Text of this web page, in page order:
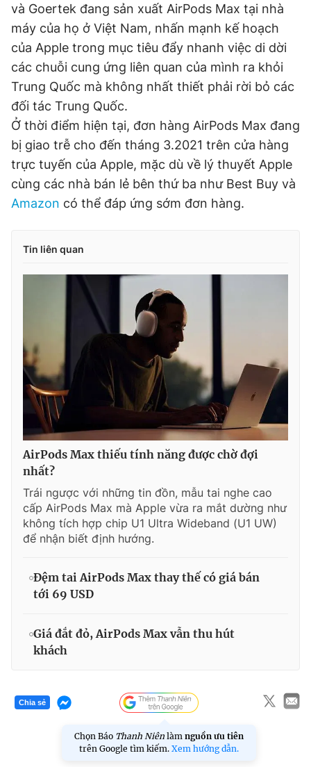
Hotline
0906 645 777
Liên hệ quảng cáo
0908 780 404
Đặt báo Quảng cáo Tòa soạn Chính sách bảo
Tổng biên tập: Nguyễn Ngọc Toàn
Phó tổng biên tập thường trực: Hải Thành
Phó tổng biên tập: Lâm Hiếu Dũng
Phó tổng biên tập: Trần Việt Hưng
Tổng thư ký tòa soạn: Đức Trung
Giấy phép xuất bản số 110/GP - BTTTT cấp ngày 24.3.2020
© 2003-2026 Bản quyền thuộc về Báo Thanh Niên. Cấm sao
chép dưới mọi hình thức nếu không có sự chấp thuận bằng văn
bản. Phát triển bởi ePi Technologies, JSC.
và Goertek đang sản xuất AirPods Max tại nhà
máy của họ ở Việt Nam, nhấn mạnh kế hoạch
của Apple trong mục tiêu đẩy nhanh việc di dời
các chuỗi cung ứng liên quan của mình ra khỏi
Trung Quốc mà không nhất thiết phải rời bỏ các
đối tác Trung Quốc.
Ở thời điểm hiện tại, đơn hàng AirPods Max đang
bị giao trễ cho đến tháng 3.2021 trên cửa hàng
trực tuyến của Apple, mặc dù về lý thuyết Apple
cùng các nhà bán lẻ bên thứ ba như Best Buy và
Amazon có thể đáp ứng sớm đơn hàng.
Tin liên quan
AirPods Max thiếu tính năng được chờ đợi
nhất?
Trái ngược với những tin đồn, mẫu tai nghe cao
cấp AirPods Max mà Apple vừa ra mắt dường như
không tích hợp chip U1 Ultra Wideband (U1 UW)
để nhận biết định hướng.
Đệm tai AirPods Max thay thế có giá bán
tới 69 USD
Giá đắt đỏ, AirPods Max vẫn thu hút
khách
Chia sẻ
Chọn Báo Thanh Niên làm nguồn ưu tiên
trên Google tìm kiếm. Xem hướng dẫn.